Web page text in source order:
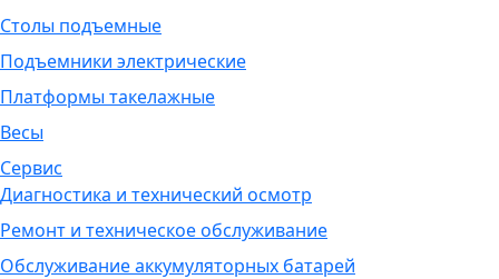
Столы подъемные
Подъемники электрические
Платформы такелажные
Весы
Сервис
Диагностика и технический осмотр
Ремонт и техническое обслуживание
Обслуживание аккумуляторных батарей